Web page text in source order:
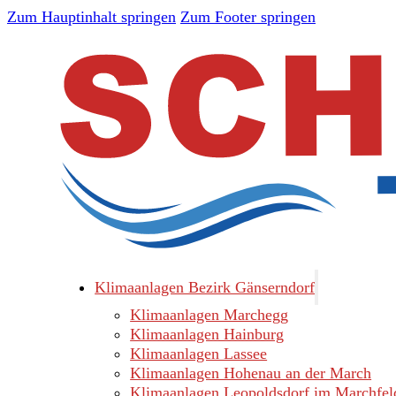
Zum Hauptinhalt springen Zum Footer springen
Klimaanlagen Bezirk Gänserndorf
Klimaanlagen Marchegg
Klimaanlagen Hainburg
Klimaanlagen Lassee
Klimaanlagen Hohenau an der March
Klimaanlagen Leopoldsdorf im